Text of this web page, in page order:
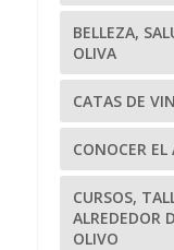
BELLEZA,
OLIVA
CATAS DE
CONOCER
CURSOS,
ALREDEDOR
OLIVO